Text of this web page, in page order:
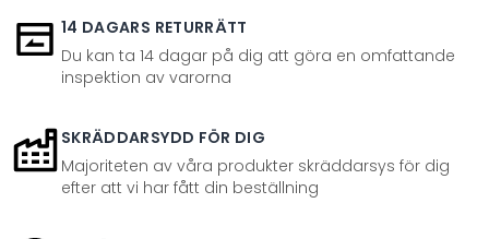
14 DAGARS RETURRÄTT
Du kan ta 14 dagar på dig att göra en omfattande
inspektion av varorna
SKRÄDDARSYDD FÖR DIG
Majoriteten av våra produkter skräddarsys för dig
efter att vi har fått din beställning